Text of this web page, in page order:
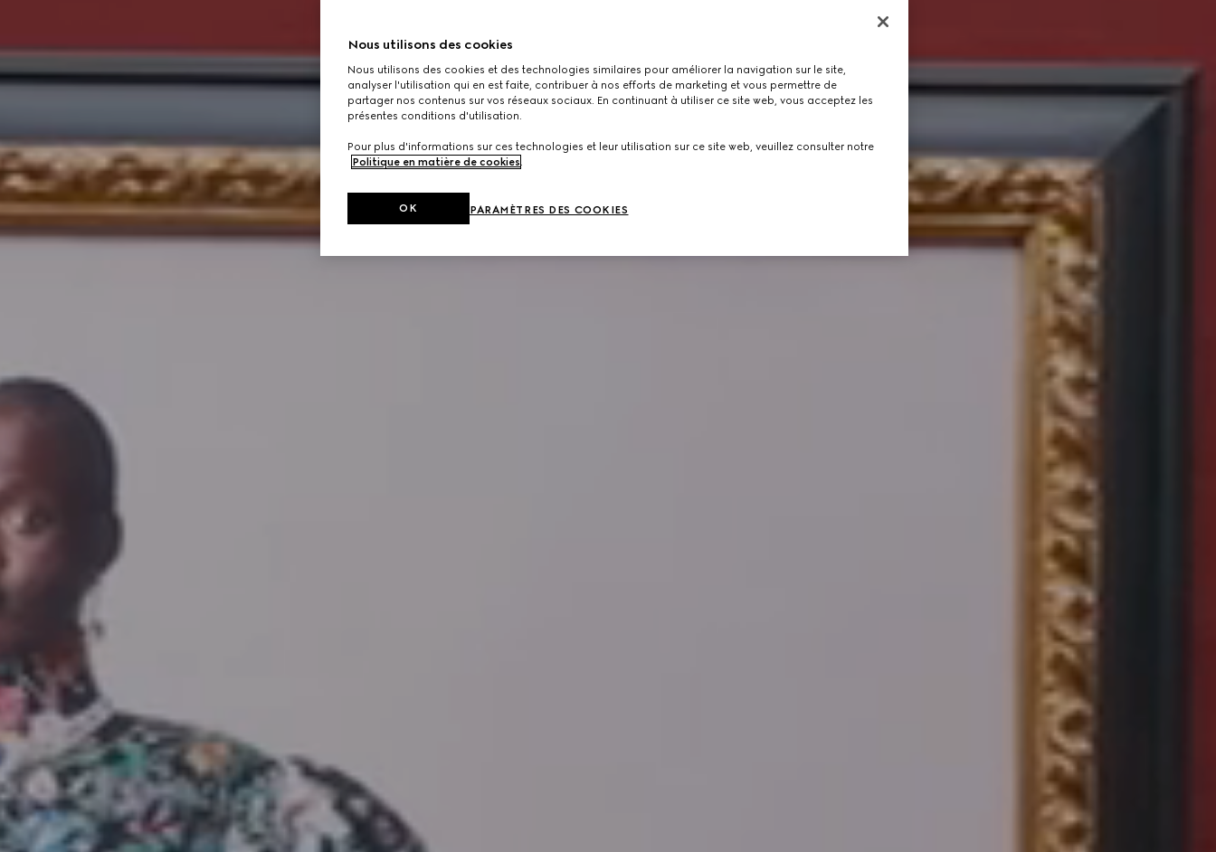
Nous utilisons des cookies
Nous utilisons des cookies et des technologies similaires pour améliorer la navigation sur le site,
analyser l'utilisation qui en est faite, contribuer à nos efforts de marketing et vous permettre de
partager nos contenus sur vos réseaux sociaux. En continuant à utiliser ce site web, vous acceptez les
présentes conditions d'utilisation.
Pour plus d'informations sur ces technologies et leur utilisation sur ce site web, veuillez consulter notre
Politique en matière de cookies.
PARAMÈTRES DES COOKIES
OK